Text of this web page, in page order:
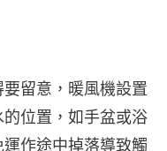
留意，暖風機設置
位置，如手盆或浴
作途中掉落導致觸